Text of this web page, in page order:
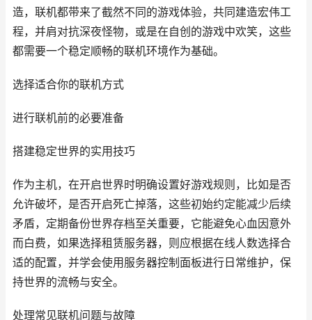
造，联机都带来了截然不同的游戏体验，共同建造宏伟工
程，并肩对抗深夜怪物，或是在自创的游戏中欢笑，这些
都需要一个稳定顺畅的联机环境作为基础。
选择适合你的联机方式
进行联机前的必要准备
搭建稳定世界的实用技巧
作为主机，在开启世界时明确设置好游戏规则，比如是否
允许破坏，是否开启死亡掉落，这些初始约定能减少后续
矛盾，定期备份世界存档至关重要，它能避免心血因意外
而白费，如果选择租赁服务器，则应根据在线人数选择合
适的配置，并学会使用服务器控制面板进行日常维护，保
持世界的流畅与安全。
处理常见联机问题与故障